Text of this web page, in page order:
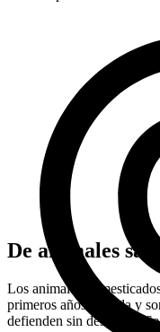
De animales
Los animales
primeros años de vida y
defienden sin descanso.